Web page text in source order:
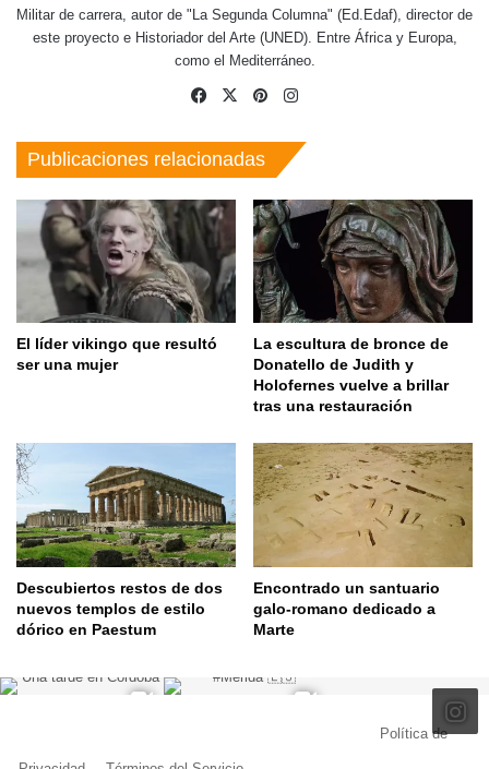
Militar de carrera, autor de "La Segunda Columna" (Ed.Edaf), director de
este proyecto e Historiador del Arte (UNED). Entre África y Europa,
como el Mediterráneo.
Facebook
X Pinterest
Publicaciones relacionadas
El líder vikingo que resultó
ser una mujer
La escultura de bronce de
Donatello de Judith y
Holofernes vuelve a brillar
tras una restauración
Descubiertos restos de dos
nuevos templos de estilo
dórico en Paestum
Encontrado un santuario
galo-romano dedicado a
Marte
Política de